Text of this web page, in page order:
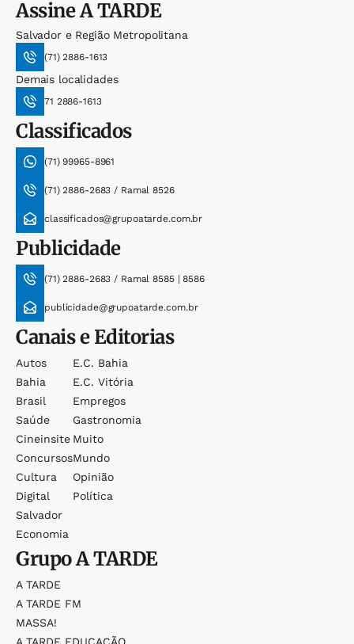
AssineA TARDE
Salvador e Região Metropolitana
(71) 2886-1613
Demais localidades
71 2886-1613
Classificados
(71) 99965-8961
(71) 2886-2683 / Ramal 8526
classificados@grupoatarde.com.br
Publicidade
(71) 2886-2683 / Ramal 8585 | 8586
publicidade@grupoatarde.com.br
Canais e Editorias
Autos
Bahia
Brasil
Saúde
Cineinsite
Concursos
Cultura
Digital
Salvador
Economia
E.c. Bahia
E.c. Vitória
Empregos
Gastronomia
Muito
Mundo
Opinião
Política
GrupoA TARDE
A TARDE
A TARDE FM
MASSA!